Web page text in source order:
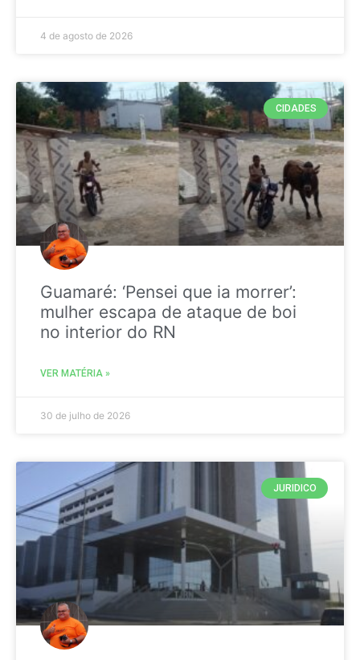
4 de agosto de 2026
CIDADES
Guamaré: ‘Pensei que ia morrer’:
mulher escapa de ataque de boi
no interior do RN
VER MATÉRIA »
30 de julho de 2026
JURIDICO